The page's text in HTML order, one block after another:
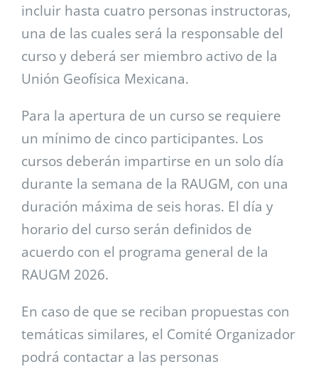
incluir hasta cuatro personas instructoras,
una de las cuales será la responsable del
curso y deberá ser miembro activo de la
Unión Geofísica Mexicana.
Para la apertura de un curso se requiere
un mínimo de cinco participantes. Los
cursos deberán impartirse en un solo día
durante la semana de la RAUGM, con una
duración máxima de seis horas. El día y
horario del curso serán definidos de
acuerdo con el programa general de la
RAUGM 2026.
En caso de que se reciban propuestas con
temáticas similares, el Comité Organizador
podrá contactar a las personas